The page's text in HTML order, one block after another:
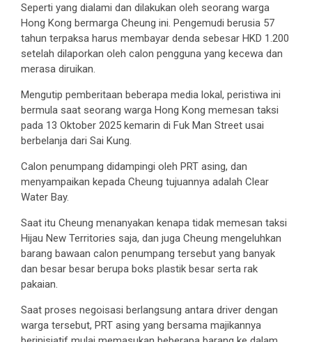
Seperti yang dialami dan dilakukan oleh seorang warga
Hong Kong bermarga Cheung ini. Pengemudi berusia 57
tahun terpaksa harus membayar denda sebesar HKD 1.200
setelah dilaporkan oleh calon pengguna yang kecewa dan
merasa diruikan.
Mengutip pemberitaan beberapa media lokal, peristiwa ini
bermula saat seorang warga Hong Kong memesan taksi
pada 13 Oktober 2025 kemarin di Fuk Man Street usai
berbelanja dari Sai Kung.
Calon penumpang didampingi oleh PRT asing, dan
menyampaikan kepada Cheung tujuannya adalah Clear
Water Bay.
Saat itu Cheung menanyakan kenapa tidak memesan taksi
Hijau New Territories saja, dan juga Cheung mengeluhkan
barang bawaan calon penumpang tersebut yang banyak
dan besar besar berupa boks plastik besar serta rak
pakaian.
Saat proses negoisasi berlangsung antara driver dengan
warga tersebut, PRT asing yang bersama majikannya